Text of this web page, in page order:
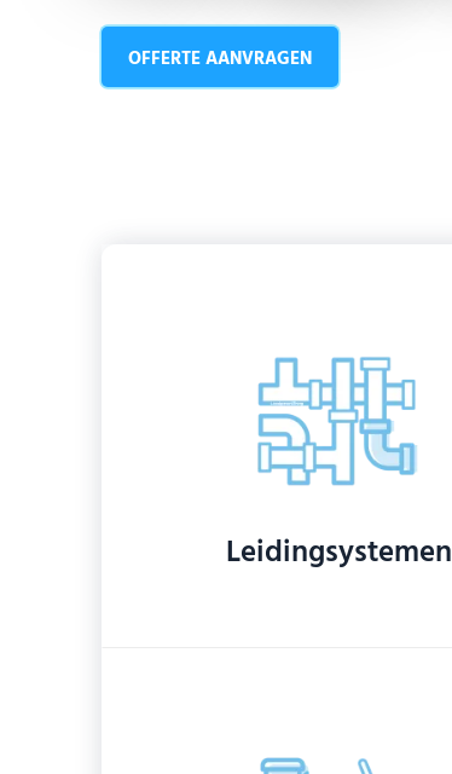
OFFERTE AANVRAGEN
Leidingsystemen